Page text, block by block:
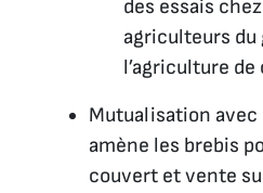
des essais
agriculteurs du
l’agriculture
Mutualisation avec
amène les brebis
couvert et vente